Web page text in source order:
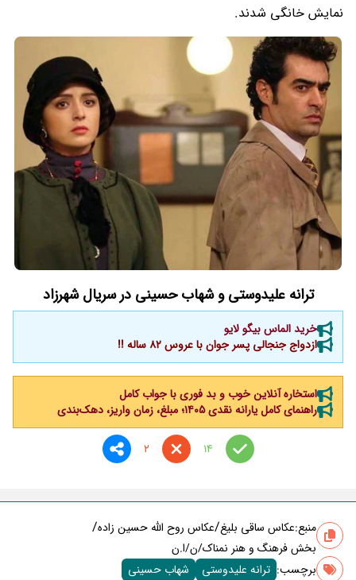
نمایش خانگی شدند.
ترانه علیدوستی و شهاب حسینی در سریال شهرزاد
خرید الماس بیگو لایو
ازدواج جنجالی پسر جوان با عروس 82 ساله !!
استخاره آنلاین خوب و بد فوری با جواب کامل
راهنمای کامل یارانه نقدی ۱۴۰۵؛ مبلغ، زمان واریز، دهک‌بندی
14
2
منبع:عکاس ساقی بلیغ/عکاس روح الله حسین زاده/
بخش فرهنگ و هنر نمناک/ن/ا.ن
برچسب‌: ترانه علیدوستی شهاب حسینی